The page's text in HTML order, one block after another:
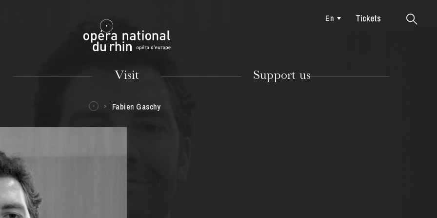
Mulhouse
En Tickets
Visit Support us
Fabien Gaschy